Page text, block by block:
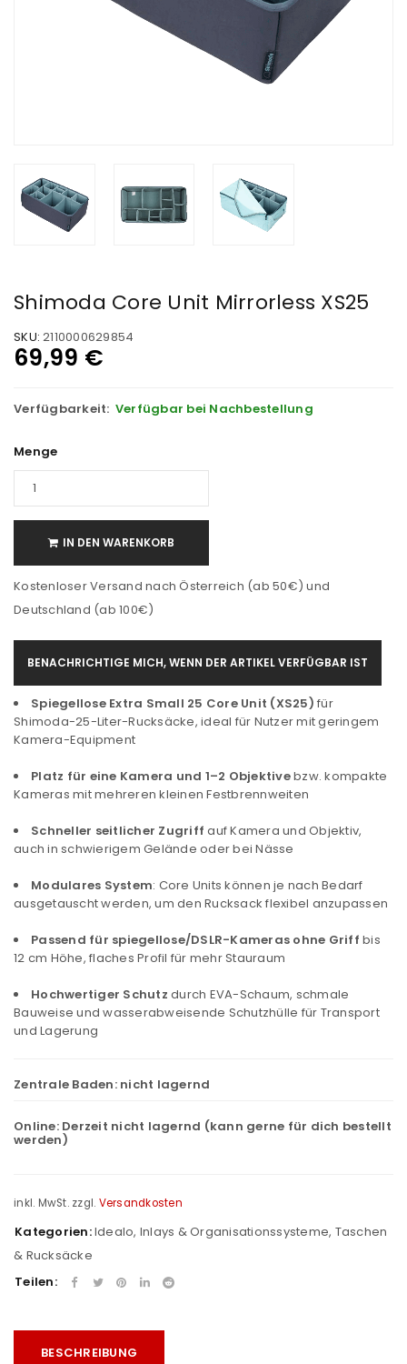
Shimoda Core Unit Mirrorless XS25
SKU: 2110000629854
69,99 €
Verfügbarkeit: Verfügbar bei Nachbestellung
Menge
IN DEN WARENKORB
Kostenloser Versand nach Österreich (ab 50€) und
Deutschland (ab 100€)
BENACHRICHTIGE MICH, WENN DER ARTIKEL VERFÜGBAR IST
Spiegellose Extra Small 25 Core Unit (XS25) für
Shimoda-25-Liter-Rucksäcke, ideal für Nutzer mit geringem
Kamera-Equipment
Platz für eine Kamera und 1–2 Objektivebzw. kompakte
Kameras mit mehreren kleinen Festbrennweiten
Schneller seitlicher Zugriff auf Kamera und Objektiv,
auch in schwierigem Gelände oder bei Nässe
Modulares System: Core Units können je nach Bedarf
ausgetauscht werden, um den Rucksack flexibel anzupassen
Passend für spiegellose/DSLR-Kameras ohne Griff bis
12 cm Höhe, flaches Profil für mehr Stauraum
Hochwertiger Schutz durch EVA-Schaum, schmale
Bauweise und wasserabweisende Schutzhülle für Transport
und Lagerung
Zentrale Baden: nicht lagernd
Online: Derzeit nicht lagernd (kann gerne für dich bestellt
werden)
inkl. MwSt. zzgl. Versandkosten
Kategorien:Idealo, Inlays & Organisationssysteme, Taschen
& Rucksäcke
Teilen:
BESCHREIBUNG